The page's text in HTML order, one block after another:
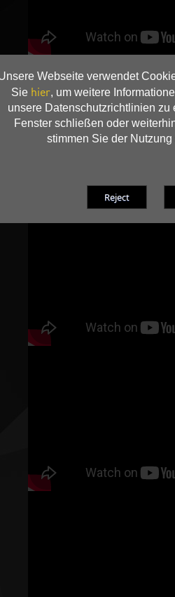
Webseite verwendet
Sie hier, um weitere
unsere Datenschutzrichtlinien zu
Fenster schließen oder
stimmen Sie der